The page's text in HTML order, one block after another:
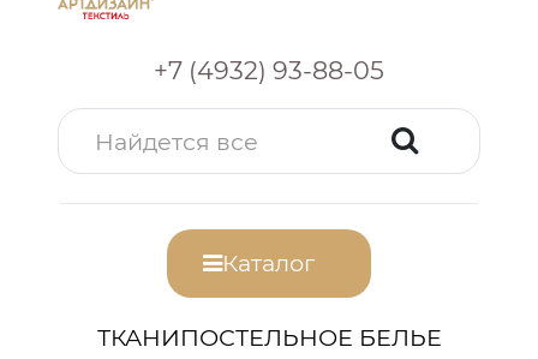
+7 (4932) 93-88-05
Каталог
ТКАНИПОСТЕЛЬНОЕ БЕЛЬЕ